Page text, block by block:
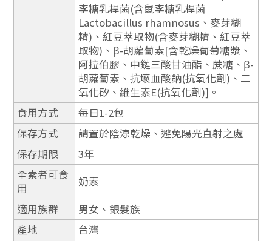
李糖乳桿菌(含鼠李糖乳桿菌
Lactobacillus rhamnosus、麥芽糊
精)、紅豆萃取物(含麥芽糊精、紅豆萃
取物)、β-胡蘿蔔素[含乾燥葡萄糖漿、
阿拉伯膠、中鏈三酸甘油酯、蔗糖、β-
胡蘿蔔素、抗壞血酸鈉(抗氧化劑)、二
氧化矽、維生素E(抗氧化劑)]。
食用方式
每日1-2包
保存方式
請置於陰涼乾燥、避免陽光直射之處
保存期限
3年
全素者可食
用
奶素
適用族群
男女、銀髮族
產地
台灣